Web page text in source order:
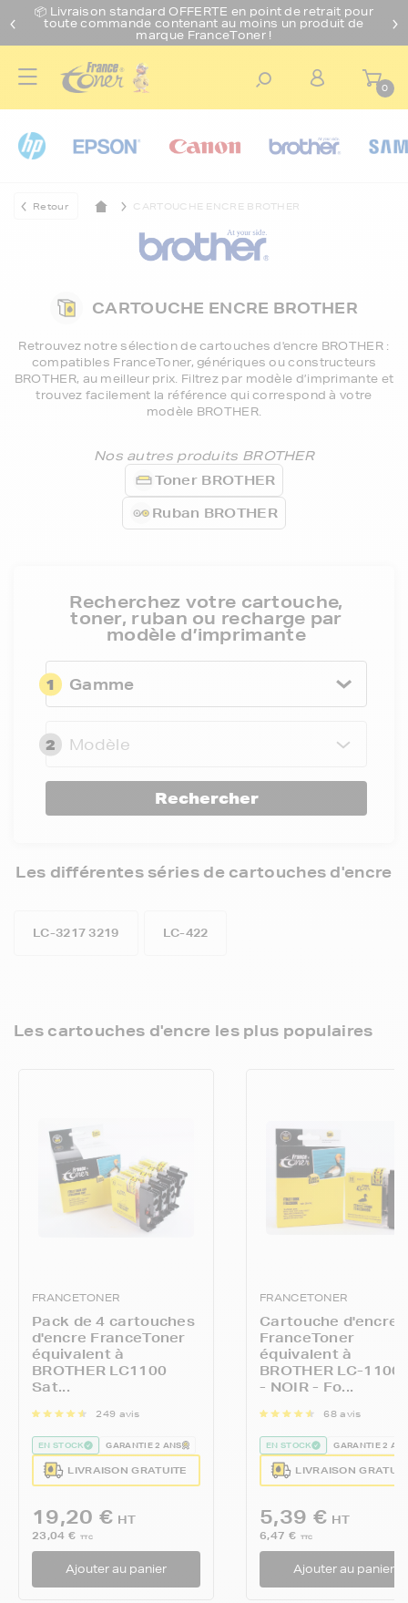
📦 Livraison standard OFFERTE en point de retrait pour
toute commande contenant au moins un produit de
marque FranceToner !
0
Retour CARTOUCHE ENCRE BROTHER
CARTOUCHE ENCRE BROTHER
Retrouvez notre sélection decartouches d'encre BROTHER:
compatibles FranceToner, génériques ou constructeurs
BROTHER, au meilleur prix. Filtrez par modèle d’imprimante et
trouvez facilement la référence qui correspond à votre
modèle BROTHER.
Nos autres produits BROTHER
Toner BROTHER
Ruban BROTHER
Recherchez votre cartouche,
toner, ruban ou recharge par
modèle d’imprimante
1 Gamme
2 Modèle
Rechercher
Les différentes séries de cartouches d'encre
LC-3217 3219 LC-422
Les cartouches d'encre les plus populaires
FRANCETONER
Pack de 4 cartouches
d'encre FranceToner
équivalent à
BROTHER LC1100
Sat...
249 avis
EN STOCK GARANTIE 2 ANS
LIVRAISON GRATUITE
19,20 € HT
23,04 € TTC
Ajouter au panier
FRANCETONER
Cartouche d'encre
FranceToner
équivalent à
BROTHER LC-
- NOIR - Fo...
68 avis
EN STOCK GARANTIE 2
LIVRAISON
5,39 € HT
6,47 € TTC
Ajouter au panier